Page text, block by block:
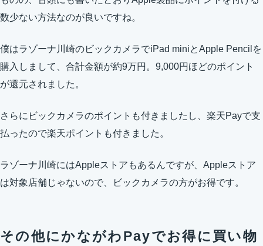
数少ない方法なのが良いですね。
僕はラゾーナ川崎のビックカメラでiPad miniとApple Pencilを
購入しまして、合計金額が約9万円。9,000円ほどのポイント
が還元されました。
さらにビックカメラのポイントも付きましたし、楽天Payで支
払ったので楽天ポイントも付きました。
ラゾーナ川崎にはAppleストアもあるんですが、Appleストア
は対象店舗じゃないので、ビックカメラの方がお得です。
その他にかながわPayでお得に買い物